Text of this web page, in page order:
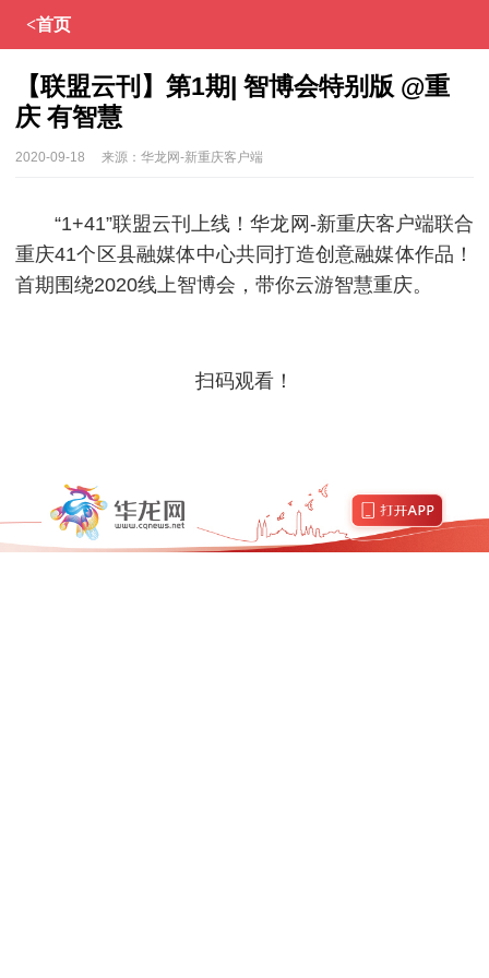
<首页
【联盟云刊】第1期| 智博会特别版 @重
庆 有智慧
来源： 华龙网-新重庆客户端
2020-09-18
“1+41”联盟云刊上线！华龙网-新重庆客户端联合
重庆41个区县融媒体中心共同打造创意融媒体作品！
首期围绕2020线上智博会，带你云游智慧重庆。
扫码观看！